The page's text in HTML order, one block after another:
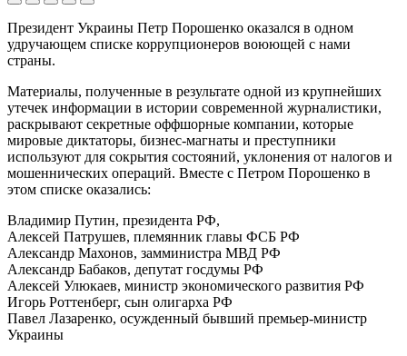
Президент Украины Петр Порошенко оказался в одном
удручающем списке коррупционеров воюющей с нами
страны.
Материалы, полученные в результате одной из крупнейших
утечек информации в истории современной журналистики,
раскрывают секретные оффшорные компании, которые
мировые диктаторы, бизнес-магнаты и преступники
используют для сокрытия состояний, уклонения от налогов и
мошеннических операций. Вместе с Петром Порошенко в
этом списке оказались:
Владимир Путин, президента РФ,
Алексей Патрушев, племянник главы ФСБ РФ
Александр Махонов, замминистра МВД РФ
Александр Бабаков, депутат госдумы РФ
Алексей Улюкаев, министр экономического развития РФ
Игорь Роттенберг, сын олигарха РФ
Павел Лазаренко, осужденный бывший премьер-министр
Украины